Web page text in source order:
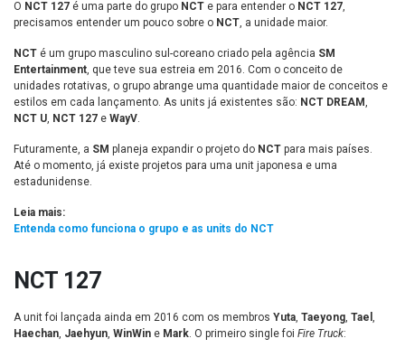
O NCT 127 é uma parte do grupo NCT e para entender o NCT 127,
precisamos entender um pouco sobre o NCT, a unidade maior.
NCT é um grupo masculino sul-coreano criado pela agência SM
Entertainment, que teve sua estreia em 2016. Com o conceito de
unidades rotativas, o grupo abrange uma quantidade maior de conceitos e
estilos em cada lançamento. As units já existentes são: NCT DREAM,
NCT U, NCT 127 e WayV.
Futuramente, a SM planeja expandir o projeto do NCT para mais países.
Até o momento, já existe projetos para uma unit japonesa e uma
estadunidense.
Leia mais:
Entenda como funciona o grupo e as units do NCT
NCT 127
A unit foi lançada ainda em 2016 com os membros Yuta, Taeyong, Tael ,
Haechan, Jaehyun, WinWin e Mark. O primeiro single foi Fire Truck: